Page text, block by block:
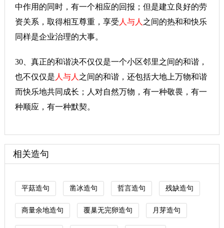
中作用的同时，有一个相应的回报；但是建立良好的劳
资关系，取得相互尊重，享受 人与人 之间的热和和快乐
同样是企业治理的大事。
30、真正的和谐决不仅仅是一个小区邻里之间的和谐，
也不仅仅是 人与人 之间的和谐，还包括大地上万物和谐
而快乐地共同成长；人对自然万物，有一种敬畏，有一
种顺应，有一种默契。
相关造句
平菇造句 凿冰造句 哲言造句 残缺造句
商量余地造句 覆巢无完卵造句 月芽造句